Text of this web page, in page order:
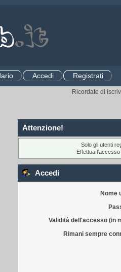
Accedi Registrati
Ricordate di
Attenzione!
Solo gli utenti
Effettua
Accedi
Nome
Validità dell'accesso (in
Rimani sempre